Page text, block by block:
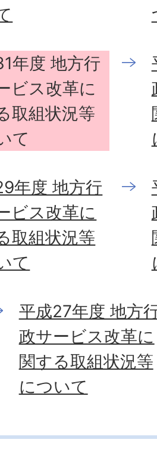
年度 地方行
ビス改革に
取組状況等
て
年度 地方行
ビス改革に
取組状況等
て
平成27年度 地方
政サービス改革に
関する取組状況等
について